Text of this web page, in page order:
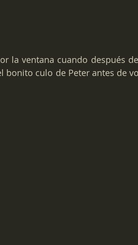
la ventana cuando después
bonito culo de Peter antes de